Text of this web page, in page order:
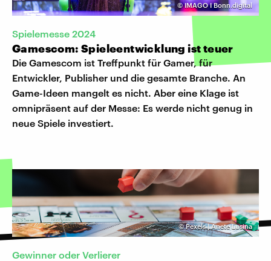
©IMAGO I Bonn.digital
Spielemesse 2024
Gamescom: Spieleentwicklung ist teuer
Die Gamescom ist Treffpunkt für Gamer, für
Entwickler, Publisher und die gesamte Branche. An
Game-Ideen mangelt es nicht. Aber eine Klage ist
omnipräsent auf der Messe: Es werde nicht genug in
neue Spiele investiert.
©Pexels | Anete Lusina
Gewinner oder Verlierer